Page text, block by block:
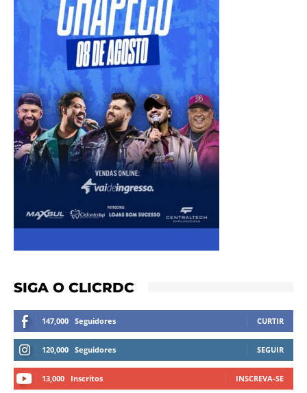
SIGA O CLICRDC
147,000 Seguidores CURTIR
120,000 Seguidores SEGUIR
13,000 Inscritos INSCREVA-SE